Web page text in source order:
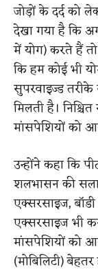
जोड़ों के दर्द को
देखा गया है कि
में योग) करते हैं तो
कि हम कोई भी
सुपरवाइज्ड
मिलती है।
मांसपेशियों को
उन्होंने कहा कि
शलभासन की
एक्सरसाइज,
एक्सरसाइज भी
मांसपेशियों को
(मोबिलिटी) बेहतर